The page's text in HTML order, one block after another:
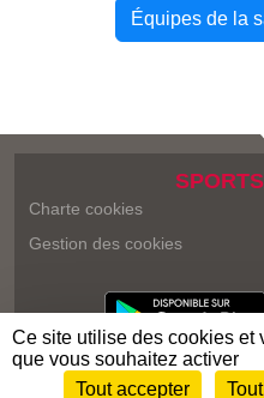
Équipes de la
SPORTS
Charte cookies
Gestion des cookies
Envie de participer ?
Ce site utilise des cookies et
que vous souhaitez activer
Tout accepter